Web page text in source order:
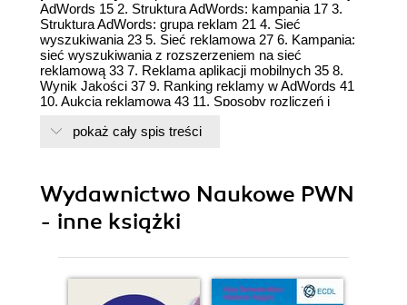
AdWords 15 2. Struktura AdWords: kampania 17 3.
Struktura AdWords: grupa reklam 21 4. Sieć
wyszukiwania 23 5. Sieć reklamowa 27 6. Kampania:
sieć wyszukiwania z rozszerzeniem na sieć
reklamową 33 7. Reklama aplikacji mobilnych 35 8.
Wynik Jakości 37 9. Ranking reklamy w AdWords 41
10. Aukcja reklamowa 43 11. Sposoby rozliczeń i
stawek 49 13. Kierowanie na język i lokalizację 53 14.
i standardowe wyświetlenie reklam 65 19. Reklamy i
rozszerzenia reklam 67 20. Strony docelowe 71 21.
Słowa kluczowe 73 22. Podstawy optymalizacji i
wieloma klientami 85 25. Edytor AdWords 87
91 Wprowadzenie 93 1.
Google AdWords - założenia 95 2. Typy reklam
pokaż cały spis treści
Wydawnictwo Naukowe PWN
- inne książki